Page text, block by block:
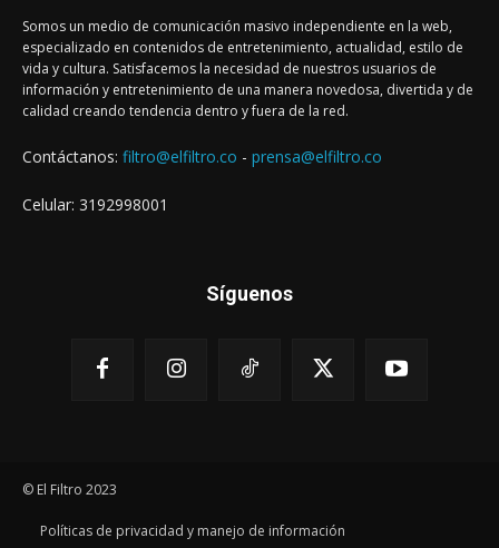
Somos un medio de comunicación masivo independiente en la web,
especializado en contenidos de entretenimiento, actualidad, estilo de
vida y cultura. Satisfacemos la necesidad de nuestros usuarios de
información y entretenimiento de una manera novedosa, divertida y de
calidad creando tendencia dentro y fuera de la red.
Contáctanos: filtro@elfiltro.co - prensa@elfiltro.co
Celular: 3192998001
Síguenos
© El Filtro 2023
Políticas de privacidad y manejo de información